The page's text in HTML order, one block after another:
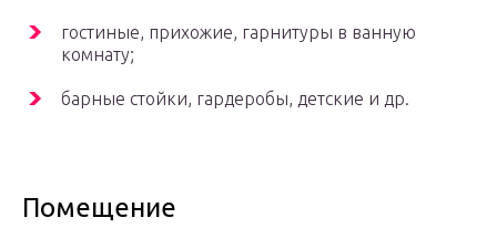
гостиные, прихожие, гарнитуры в ванную
комнату;
барные стойки, гардеробы, детские и др.
Помещение